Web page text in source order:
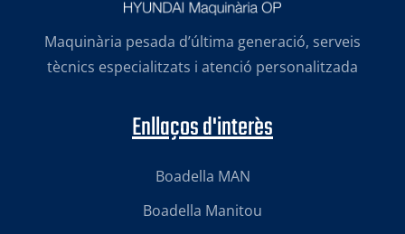
Maquinària pesada d’última generació, serveis
tècnics especialitzats i atenció personalitzada
Enllaços d'interès
Boadella MAN
Boadella Manitou